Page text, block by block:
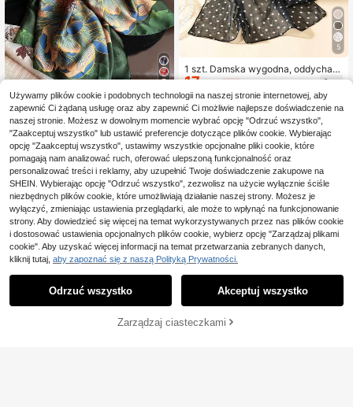
5
1 szt. Jedwabny długi szalik damski
z kwiatowym nadrukiem na sukien
kę
25,74zł
5
1 szt. Damska wygodna, oddychają
ca, lekka, drukowana chusta/chust
ka na głowę, odpowiednia na podró
ż, plażę, spotkania towarzyskie i ś
więta
17
18,00złnajniższa cena
DODAJ DO KOSZYKA
Używamy plików cookie i podobnych technologii na naszej stronie internetowej, aby
zapewnić Ci żądaną usługę oraz aby zapewnić Ci możliwie najlepsze doświadczenie na
naszej stronie. Możesz w dowolnym momencie wybrać opcję "Odrzuć wszystko",
"Zaakceptuj wszystko" lub ustawić preferencje dotyczące plików cookie. Wybierając
opcję "Zaakceptuj wszystko", ustawimy wszystkie opcjonalne pliki cookie, które
pomagają nam analizować ruch, oferować ulepszoną funkcjonalność oraz
personalizować treści i reklamy, aby uzupełnić Twoje doświadczenie zakupowe na
SHEIN. Wybierając opcję "Odrzuć wszystko", zezwolisz na użycie wyłącznie ściśle
niezbędnych plików cookie, które umożliwiają działanie naszej strony. Możesz je
wyłączyć, zmieniając ustawienia przeglądarki, ale może to wpłynąć na funkcjonowanie
strony. Aby dowiedzieć się więcej na temat wykorzystywanych przez nas plików cookie
i dostosować ustawienia opcjonalnych plików cookie, wybierz opcję "Zarządzaj plikami
cookie". Aby uzyskać więcej informacji na temat przetwarzania zebranych danych,
kliknij tutaj, aby zapoznać się z naszą Polityką Prywatności.
Odrzuć wszystko Akceptuj wszystko
Zarządzaj ciasteczkami